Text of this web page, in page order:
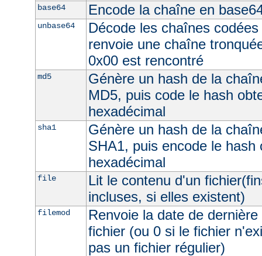
base64 Encode la chaîne en
unbase64
Décode les chaînes
renvoie une chaîne
0x00 est rencontré
md5
Génère un hash de la
MD5, puis code le hash
hexadécimal
sha1
Génère un hash de la
SHA1, puis encode le hash
hexadécimal
file
Lit le contenu d'un
incluses, si elles existent)
filemod
Renvoie la date de
fichier (ou 0 si le fichier
pas un fichier régulier)